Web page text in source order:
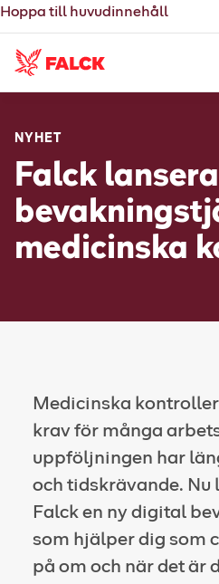
Hoppa till huvudinnehåll
NYHET
Falck
medicinska
Medicinska
krav för många
uppföljningen har
och tidskrävande. Nu
Falck en ny digital
som hjälper dig som
på om och när det är